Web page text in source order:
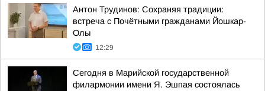
Антон Трудинов: Сохраняя традиции:
встреча с Почётными гражданами Йошкар-
Олы
12:29
Сегодня в Марийской государственной
филармонии имени Я. Эшпая состоялась